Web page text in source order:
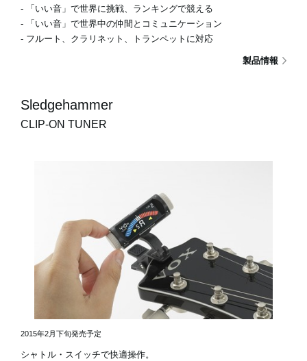
- 「いい音」で世界に挑戦、ランキングで競える
- 「いい音」で世界中の仲間とコミュニケーション
- フルート、クラリネット、トランペットに対応
製品情報
Sledgehammer
CLIP-ON TUNER
2015年2月下旬発売予定
シャトル・スイッチで快適操作。